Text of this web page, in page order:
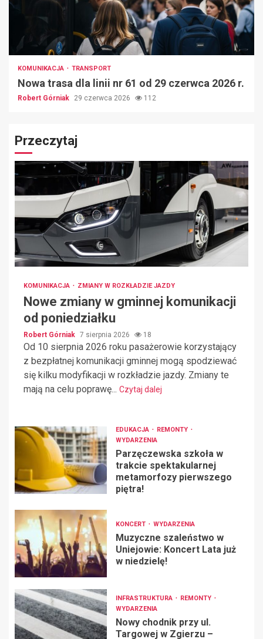
KOMUNIKACJA TRANSPORT
Nowa trasa dla linii nr 61 od 29 czerwca 2026 r.
Robert Górniak 29 czerwca 2026 112
Przeczytaj
KOMUNIKACJA ZMIANY W ROZKŁADZIE JAZDY
Nowe zmiany w gminnej komunikacji
od poniedziałku
Robert Górniak 7 sierpnia 2026 18
Od 10 sierpnia 2026 roku pasażerowie korzystający
z bezpłatnej komunikacji gminnej mogą spodziewać
się kilku modyfikacji w rozkładzie jazdy. Zmiany te
mają na celu poprawę... Czytaj dalej
EDUKACJA
REMONTY
WYDARZENIA
Parzęczewska szkoła w
trakcie spektakularnej
metamorfozy pierwszego
piętra!
KONCERT WYDARZENIA
Muzyczne szaleństwo w
Uniejowie: Koncert Lata już
w niedzielę!
INFRASTRUKTURA
REMONTY
WYDARZENIA
Nowy chodnik przy ul.
Targowej w Zgierzu –